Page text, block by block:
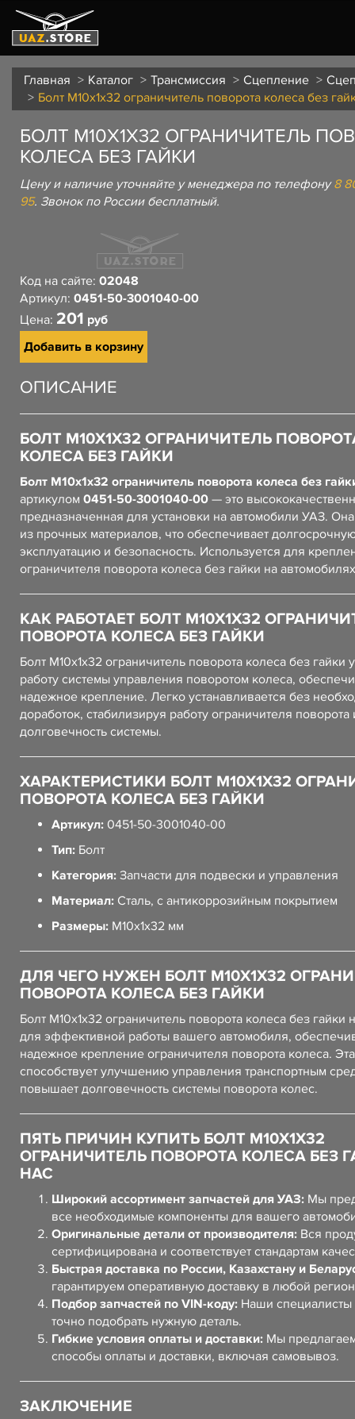
Главная Каталог Трансмиссия Сцепление
Болт М10х1х32 ограничитель поворота колеса без
БОЛТ М10Х1Х32 ОГРАНИЧИТЕЛЬ
КОЛЕСА БЕЗ ГАЙКИ
Цену и наличие уточняйте у менеджера по телефону8
95. Звонок по России бесплатный.
Код на сайте: 02048
Артикул: 0451-50-3001040-00
Цена: 201 руб
Добавить в корзину
ОПИСАНИЕ
БОЛТ М10Х1Х32 ОГРАНИЧИТЕЛЬ
КОЛЕСА БЕЗ ГАЙКИ
Болт М10х1х32 ограничитель поворота колеса без
артикулом 0451-50-3001040-00 — это
предназначенная для установки на автомобили УАЗ.
из прочных материалов, что обеспечивает
эксплуатацию и безопасность. Используется для
ограничителя поворота колеса без гайки на
КАК РАБОТАЕТ БОЛТ М10Х1Х32
ПОВОРОТА КОЛЕСА БЕЗ ГАЙКИ
Болт М10х1х32 ограничитель поворота колеса без гайки
работу системы управления поворотом колеса,
надежное крепление. Легко устанавливается без
доработок, стабилизируя работу ограничителя
долговечность системы.
ХАРАКТЕРИСТИКИ БОЛТ М10Х1Х32
ПОВОРОТА КОЛЕСА БЕЗ ГАЙКИ
Артикул: 0451-50-3001040-00
Тип: Болт
Категория: Запчасти для подвески и управления
Материал: Сталь, с антикоррозийным покрытием
Размеры: M10x1x32 мм
ДЛЯ ЧЕГО НУЖЕН БОЛТ М10Х1Х32
ПОВОРОТА КОЛЕСА БЕЗ ГАЙКИ
Болт М10х1х32 ограничитель поворота колеса без гайки
для эффективной работы вашего автомобиля,
надежное крепление ограничителя поворота колеса.
способствует улучшению управления транспортным
повышает долговечность системы поворота колес.
ПЯТЬ ПРИЧИН КУПИТЬ БОЛТ М10Х1Х32
ОГРАНИЧИТЕЛЬ ПОВОРОТА КОЛЕСА БЕЗ
НАС
Широкий ассортимент запчастей для УАЗ: Мы
все необходимые компоненты для вашего
Оригинальные детали от производителя: Вся
сертифицирована и соответствует стандартам
Быстрая доставка по России, Казахстану и
гарантируем оперативную доставку в любой
Подбор запчастей по VIN-коду: Наши специалисты
точно подобрать нужную деталь.
Гибкие условия оплаты и доставки: Мы
способы оплаты и доставки, включая самовывоз.
ЗАКЛЮЧЕНИЕ